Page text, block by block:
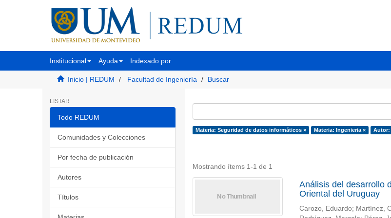
Institucional Ayuda Indexado por
Inicio | REDUM Facultad de Ingeniería Buscar
LISTAR
Todo REDUM
Comunidades y Colecciones
Por fecha de publicación
Autores
Títulos
Materia: Seguridad de datos informáticos × Materia: Ingenieria × Autor:
Mostrando ítems 1-1 de 1
Análisis del desarrollo
Oriental del Uruguay
Carozo, Eduardo; Martínez,